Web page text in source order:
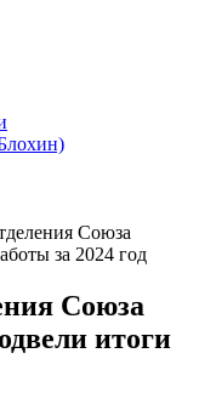
Союза
за 2024 год
Союза
итоги